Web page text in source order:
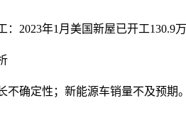
：2023年1月美国新屋已开工130.9
不确定性；新能源车销量不及预期。